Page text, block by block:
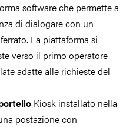
software che permette a
di dialogare con un
La piattaforma si
verso il primo operatore
adatte alle richieste del
Kiosk installato nella
postazione con